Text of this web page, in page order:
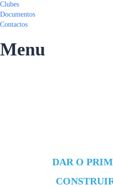
Clubes
Documentos
Contactos
Menu
DAR O